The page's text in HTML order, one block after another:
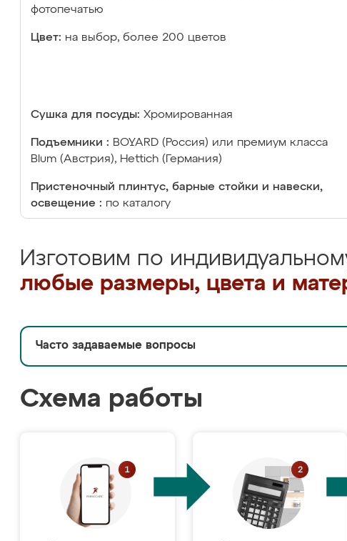
фотопечатью
Цвет: на выбор, более 200 цветов
Сушка для посуды: Хромированная
Подъемники : BOYARD (Россия) или премиум класса
Blum (Австрия), Hettich (Германия)
Пристеночный плинтус, барные стойки и навески,
освещение : по каталогу
Изготовим по
любые размеры, цвета и
Часто задаваемые вопросы
Схема работы